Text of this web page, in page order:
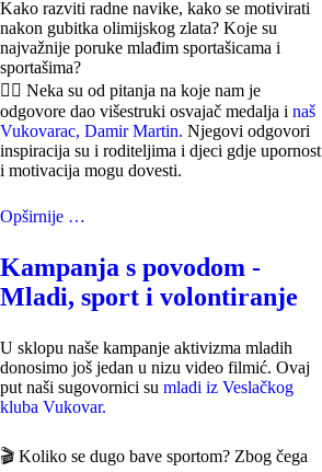
Kako razviti radne navike, kako se motivirati
nakon gubitka olimijskog zlata? Koje su
najvažnije poruke mlađim sportašicama i
sportašima?
🚣‍♂️ Neka su od pitanja na koje nam je
odgovore dao višestruki osvajač medalja i naš
Vukovarac, Damir Martin. Njegovi odgovori
inspiracija su i roditeljima i djeci gdje upornost
i motivacija mogu dovesti.
Opširnije …
Kampanja s povodom -
Mladi, sport i volontiranje
U sklopu naše kampanje aktivizma mladih
donosimo još jedan u nizu video filmić. Ovaj
put naši sugovornici su mladi iz Veslačkog
kluba Vukovar.
🎬 Koliko se dugo bave sportom? Zbog čega